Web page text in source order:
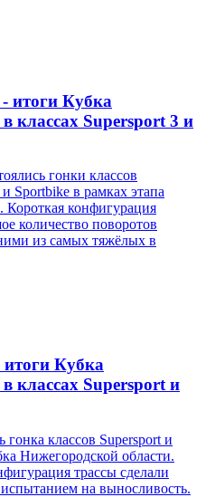
итоги Кубка
классах Supersport 3 и
гонки классов
Sportbike в рамках этапа
Короткая конфигурация
количество поворотов
из самых тяжёлых в
Кубка
классах Supersport и
гонка классов Supersport и
Нижегородской области.
трассы сделали
на выносливость.